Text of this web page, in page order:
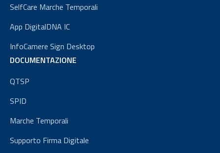
SelfCare Marche Temporali
App DigitalDNA IC
InfoCamere Sign Desktop
DOCUMENTAZIONE
QTSP
SPID
Marche Temporali
Supporto Firma Digitale